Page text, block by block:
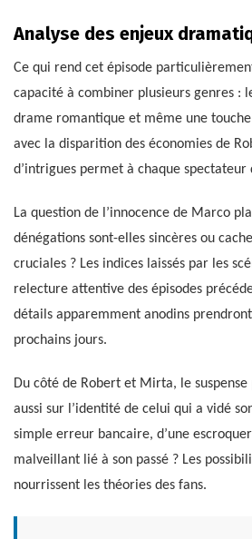
Analyse des enjeux
Ce qui rend cet épisode
capacité à combiner plusieurs genres :
drame romantique et même une
avec la disparition des économies de
d’intrigues permet à chaque
La question de l’innocence de Marco
dénégations sont-elles sincères ou
cruciales ? Les indices laissés par les
relecture attentive des épisodes
détails apparemment anodins
prochains jours.
Du côté de Robert et Mirta, le
aussi sur l’identité de celui qui a vidé
simple erreur bancaire, d’une
malveillant lié à son passé ? Les
nourrissent les théories des fans.